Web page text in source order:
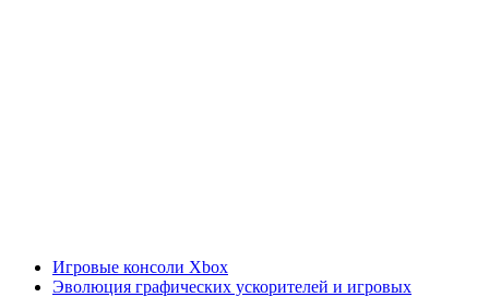
Игровые консоли Xbox
Эволюция графических ускорителей и игровых